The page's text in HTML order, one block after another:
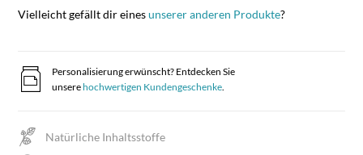
Vielleicht gefällt dir einesunserer anderen Produkte?
Personalisierung erwünscht? Entdecken Sie
unserehochwertigen Kundengeschenke.
Natürliche Inhaltsstoffe